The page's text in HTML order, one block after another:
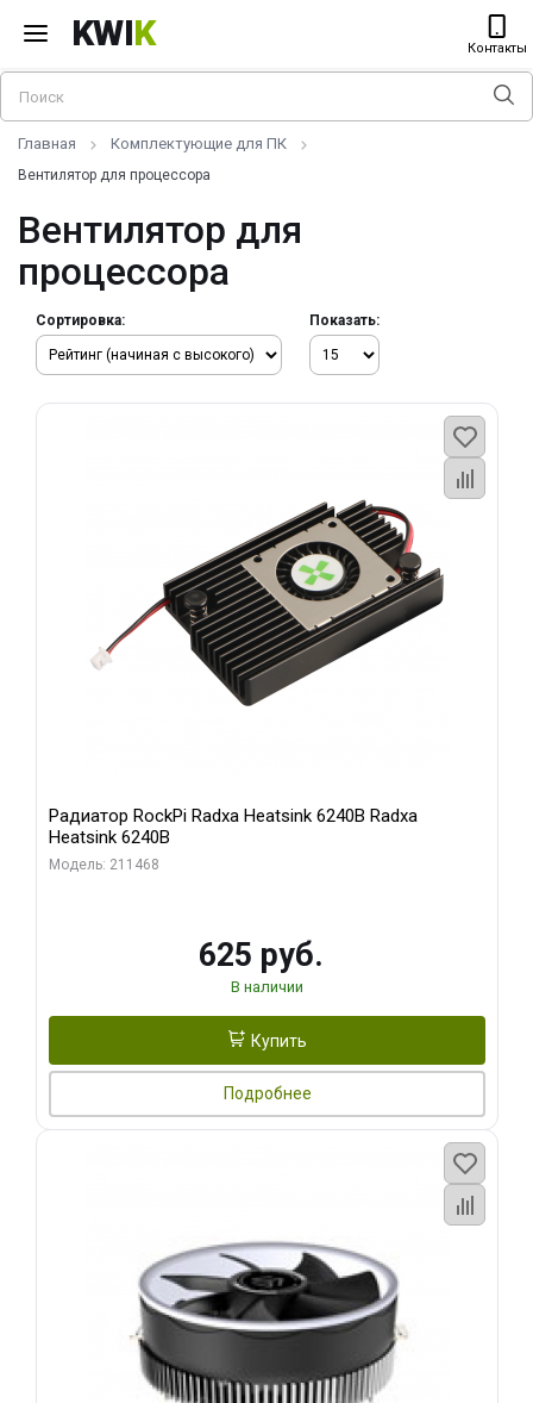
KWIK Контакты
Главная Комплектующие для ПК
Вентилятор для процессора
Вентилятор для
процессора
Сортировка: Показать:
Радиатор RockPi Radxa Heatsink 6240B Radxa
Heatsink 6240B
Модель: 211468
625 руб.
В наличии
Купить
Подробнее